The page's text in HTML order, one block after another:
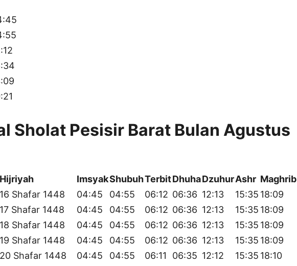
Sholat Pesisir Barat Bulan Agustus
Hijriyah ImsyakShubuhTerbitDhuhaDzuhurAshr Maghrib
16 Shafar 1448 04:45 04:55 06:12 06:36 12:13 15:35 18:09
17 Shafar 1448 04:45 04:55 06:12 06:36 12:13 15:35 18:09
18 Shafar 1448 04:45 04:55 06:12 06:36 12:13 15:35 18:09
19 Shafar 1448 04:45 04:55 06:12 06:36 12:13 15:35 18:09
20 Shafar 1448 04:45 04:55 06:11 06:35 12:12 15:35 18:10